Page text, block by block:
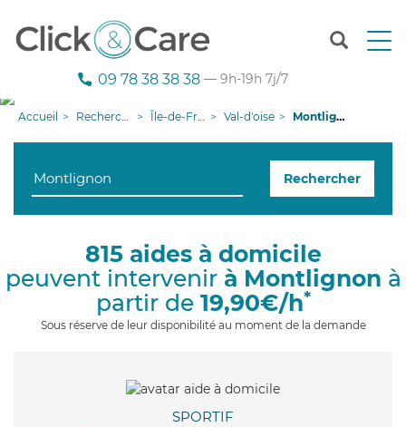
T
n
g
i
09 78 38 38 38 — 9h-19h 7j/7
Accueil Recherche aide à domicile Île-de-France Val-d'oise Montlignon
Rechercher
815 aides à domicile
peuvent intervenir à Montlignon à
partir de 19,90€/h*
Sous réserve de leur disponibilité au moment de la demande
SPORTIF